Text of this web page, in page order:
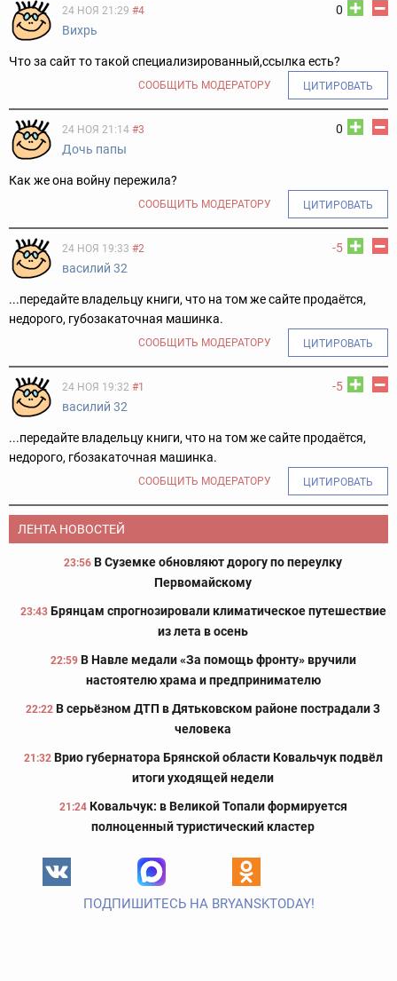
0
24 НОЯ 21:29 #4
Вихрь
Что за сайт то такой специализированный,ссылка есть?
СООБЩИТЬ МОДЕРАТОРУ ЦИТИРОВАТЬ
0
24 НОЯ 21:14 #3
Дочь папы
Как же она войну пережила?
СООБЩИТЬ МОДЕРАТОРУ ЦИТИРОВАТЬ
-5
24 НОЯ 19:33 #2
василий 32
...передайте владельцу книги, что на том же сайте продаётся,
недорого, губозакаточная машинка.
СООБЩИТЬ МОДЕРАТОРУ ЦИТИРОВАТЬ
-5
24 НОЯ 19:32 #1
василий 32
...передайте владельцу книги, что на том же сайте продаётся,
недорого, гбозакаточная машинка.
СООБЩИТЬ МОДЕРАТОРУ ЦИТИРОВАТЬ
ЛЕНТА НОВОСТЕЙ
23:56 В Суземке обновляют дорогу по переулку
Первомайскому
23:43 Брянцам спрогнозировали климатическое путешествие
из лета в осень
22:59 В Навле медали «За помощь фронту» вручили
настоятелю храма и предпринимателю
22:22 В серьёзном ДТП в Дятьковском районе пострадали 3
человека
21:32 Врио губернатора Брянской области Ковальчук подвёл
итоги уходящей недели
21:24 Ковальчук: в Великой Топали формируется
полноценный туристический кластер
ПОДПИШИТЕСЬ НА BRYANSKTODAY!